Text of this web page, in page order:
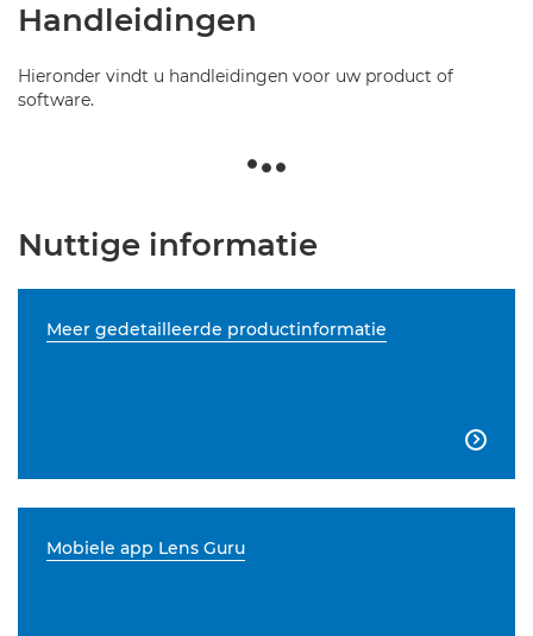
Handleidingen
Hieronder vindt u handleidingen voor uw product of
software.
Nuttige informatie
Meer gedetailleerde productinformatie

Mobiele app Lens Guru